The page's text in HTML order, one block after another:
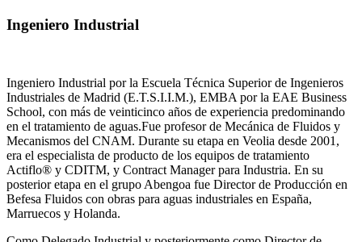
Ingeniero Industrial
Ingeniero Industrial por la Escuela Técnica Superior de Ingenieros
Industriales de Madrid (E.T.S.I.I.M.), EMBA por la EAE Business
School, con más de veinticinco años de experiencia predominando
en el tratamiento de aguas.Fue profesor de Mecánica de Fluidos y
Mecanismos del CNAM. Durante su etapa en Veolia desde 2001,
era el especialista de producto de los equipos de tratamiento
Actiflo® y CDITM, y Contract Manager para Industria. En su
posterior etapa en el grupo Abengoa fue Director de Producción en
Befesa Fluidos con obras para aguas industriales en España,
Marruecos y Holanda.